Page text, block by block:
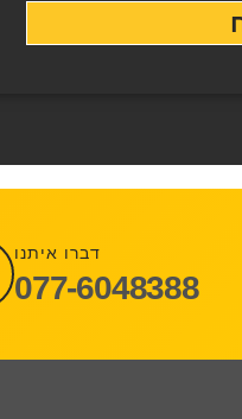
דברו איתנו
077-6048388